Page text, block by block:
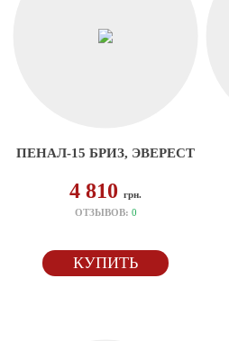
ПЕНАЛ-15 БРИЗ, ЭВЕРЕСТ
4 810грн.
ОТЗЫВОВ: 0
КУПИТЬ